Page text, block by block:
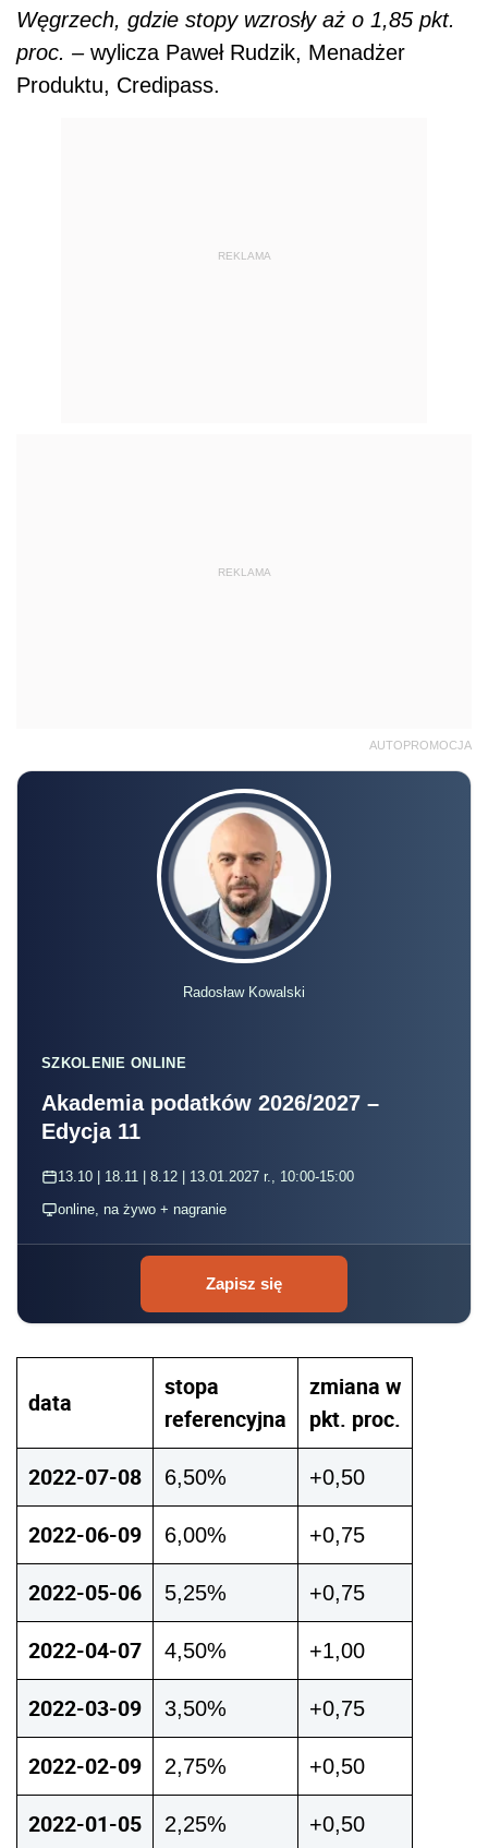
Węgrzech, gdzie stopy wzrosły aż o 1,85 pkt.
proc. – wylicza Paweł Rudzik, Menadżer
Produktu, Credipass.
REKLAMA
REKLAMA
AUTOPROMOCJA
Radosław Kowalski
SZKOLENIE ONLINE
Akademia podatków 2026/2027 –
Edycja 11
13.10 | 18.11 | 8.12 | 13.01.2027 r., 10:00-15:00
online, na żywo + nagranie
Zapisz się
data
stopa
referencyjna
zmiana w
pkt. proc.
2022-07-08
6,50% +0,50
2022-06-09 6,00% +0,75
2022-05-06 5,25% +0,75
2022-04-07 4,50% +1,00
2022-03-09 3,50% +0,75
2022-02-09 2,75% +0,50
2022-01-05 2,25% +0,50